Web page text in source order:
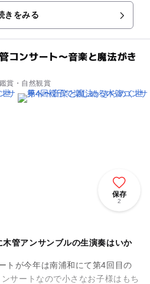
Baby 親子ひろ...
きをみる
コンサート〜音楽と魔法がき
賞・自然観賞
保存
2
木管アンサンブルの生演奏はいか
トが今年は南浦和にて第4回目の
サートなので小さなお子様はもち